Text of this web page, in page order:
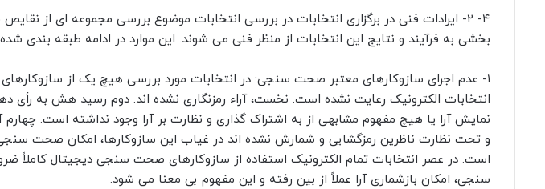
۴- ۲- ایرادات فنی در برگزاری انتخابات در بررسی انتخابات موضوع بررسی مجموعه ای از
بخشی به فرآیند و نتایج این انتخابات از منظر فنی می شوند. این موارد در ادامه طبقه بندی شده
۱- عدم اجرای سازوکارهای معتبر صحت سنجی: در انتخابات مورد بررسی هیچ یک از
انتخابات الکترونیک رعایت نشده است. نخست، آراء رمزنگاری نشده اند. دوم رسید هش به رأی
نمایش آرا یا هیچ مفهوم مشابهی از به اشتراک گذاری و نظارت بر آرا وجود نداشته است. چهارم
و تحت نظارت ناظرین رمزگشایی و شمارش نشده اند در غیاب این سازوکارها، امکان صحت سنجی
است. در عصر انتخابات تمام الکترونیک استفاده از سازوکارهای صحت سنجی دیجیتال کاملاً
سنجی، امکان بازشماری آرا عملاً از بین رفته و این مفهوم بی معنا می شود.